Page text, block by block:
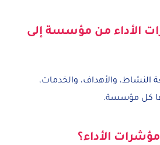
الأداء من مؤسسة إلى
النشاط، والأهداف، والخدمات،
كل مؤسسة.
الأداء؟